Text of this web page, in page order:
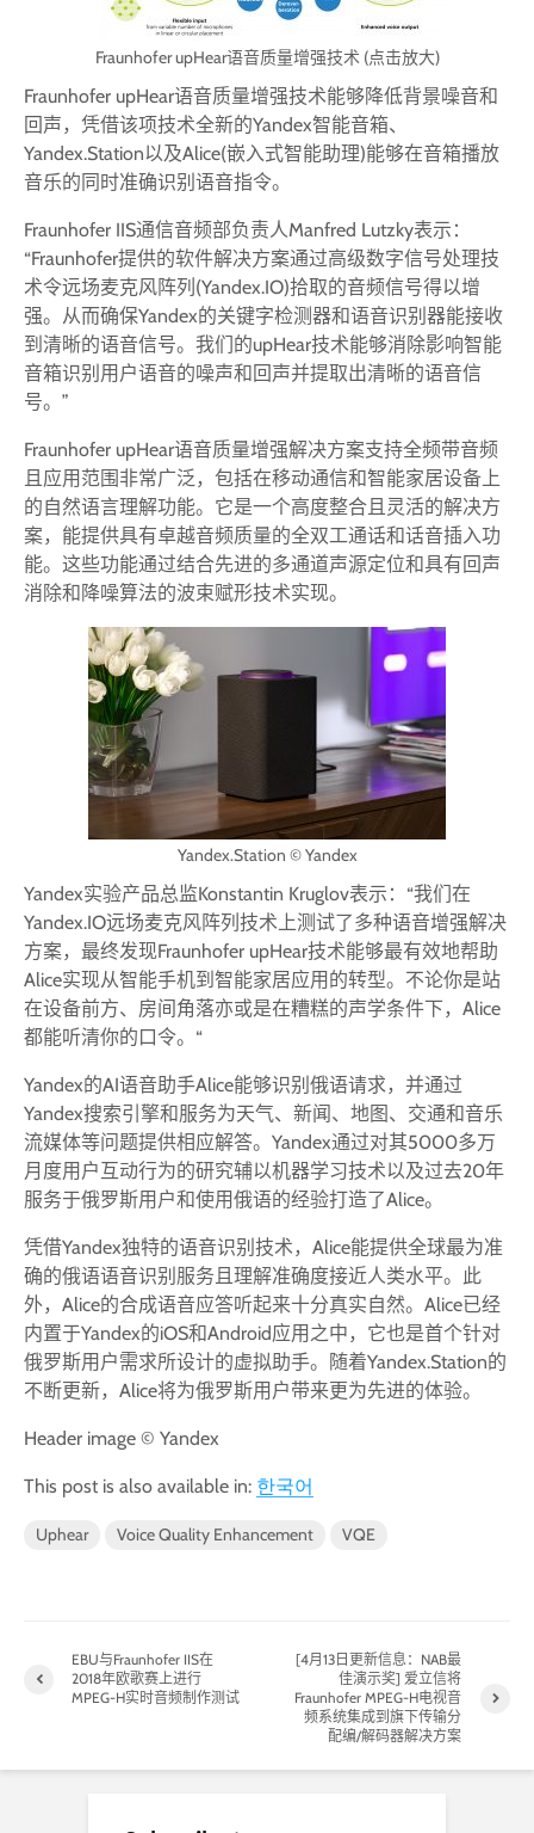
Fraunhofer upHear语音质量增强技术 (点击放大)
Fraunhofer upHear语音质量增强技术能够降低背景噪音和
回声，凭借该项技术全新的Yandex智能音箱、
Yandex.Station以及Alice(嵌入式智能助理)能够在音箱播放
音乐的同时准确识别语音指令。
Fraunhofer IIS通信音频部负责人Manfred Lutzky表示：
“Fraunhofer提供的软件解决方案通过高级数字信号处理技
术令远场麦克风阵列(Yandex.IO)拾取的音频信号得以增
强。从而确保Yandex的关键字检测器和语音识别器能接收
到清晰的语音信号。我们的upHear技术能够消除影响智能
音箱识别用户语音的噪声和回声并提取出清晰的语音信
号。”
Fraunhofer upHear语音质量增强解决方案支持全频带音频
且应用范围非常广泛，包括在移动通信和智能家居设备上
的自然语言理解功能。它是一个高度整合且灵活的解决方
案，能提供具有卓越音频质量的全双工通话和话音插入功
能。这些功能通过结合先进的多通道声源定位和具有回声
消除和降噪算法的波束赋形技术实现。
Yandex.Station © Yandex
Yandex实验产品总监Konstantin Kruglov表示：“我们在
Yandex.IO远场麦克风阵列技术上测试了多种语音增强解决
方案，最终发现Fraunhofer upHear技术能够最有效地帮助
Alice实现从智能手机到智能家居应用的转型。不论你是站
在设备前方、房间角落亦或是在糟糕的声学条件下，Alice
都能听清你的口令。“
Yandex的AI语音助手Alice能够识别俄语请求，并通过
Yandex搜索引擎和服务为天气、新闻、地图、交通和音乐
流媒体等问题提供相应解答。Yandex通过对其5000多万
月度用户互动行为的研究辅以机器学习技术以及过去20年
服务于俄罗斯用户和使用俄语的经验打造了Alice。
凭借Yandex独特的语音识别技术，Alice能提供全球最为准
确的俄语语音识别服务且理解准确度接近人类水平。此
外，Alice的合成语音应答听起来十分真实自然。Alice已经
内置于Yandex的iOS和Android应用之中，它也是首个针对
俄罗斯用户需求所设计的虚拟助手。随着Yandex.Station的
不断更新，Alice将为俄罗斯用户带来更为先进的体验。
Header image © Yandex
This post is also available in: 한국어
Uphear Voice Quality Enhancement VQE
EBU与Fraunhofer IIS在
2018年欧歌赛上进行
MPEG-H实时音频制作测试
[4月13日更新信息：NAB最
佳演示奖] 爱立信将
Fraunhofer MPEG-H电视音
频系统集成到旗下传输分
配编/解码器解决方案